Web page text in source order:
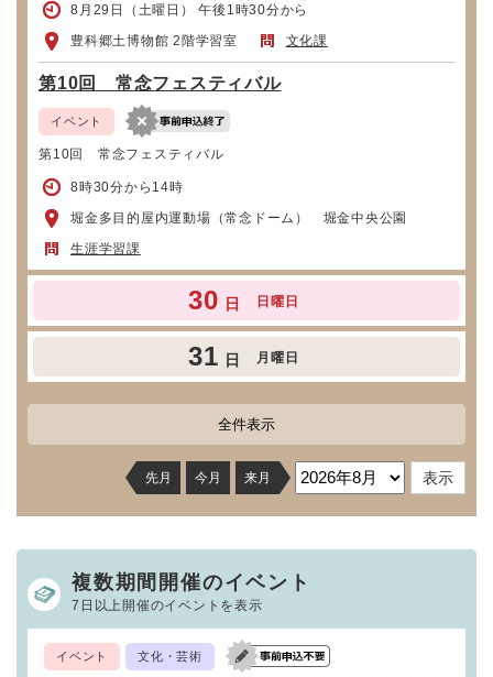
8月29日（土曜日） 午後1時30分から
豊科郷土博物館 2階学習室
文化課
第10回 常念フェスティバル
イベント
第10回 常念フェスティバル
8時30分から14時
堀金多目的屋内運動場（常念ドーム） 堀金中央公園
生涯学習課
30 日 日曜日
31 日 月曜日
全件表示
先月 今月 来月
複数期間開催のイベント
7日以上開催のイベントを表示
イベント 文化・芸術